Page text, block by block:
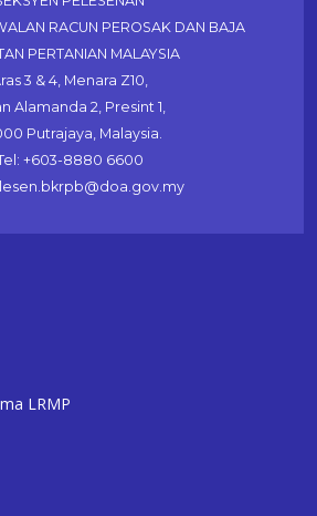
RACUN PEROSAK DAN BAJA
PERTANIAN MALAYSIA
3 & 4, Menara Z10,
Alamanda 2, Presint 1,
Putrajaya, Malaysia.
+603-8880 6600
LRMP